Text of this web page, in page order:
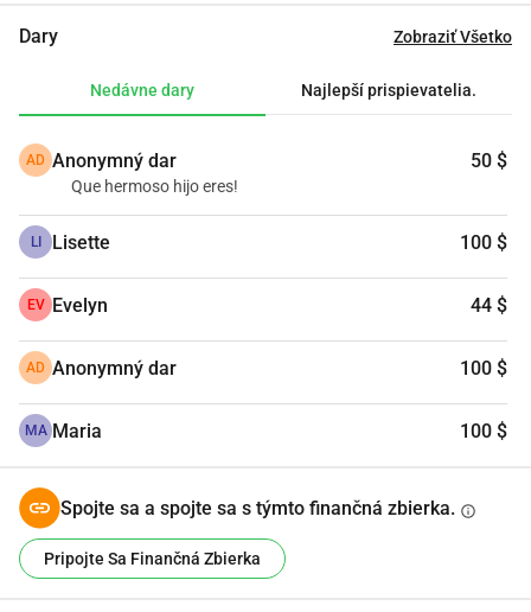
Dary Zobraziť Všetko
Nedávne dary Najlepší prispievatelia.
AD Anonymný dar 50 $
Que hermoso hijo eres!
LI Lisette 100 $
EV Evelyn 44 $
AD Anonymný dar 100 $
MA Maria 100 $
Spojte sa a spojte sa s týmto finančná zbierka. info
Pripojte Sa Finančná Zbierka